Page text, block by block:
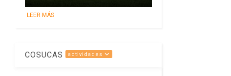
LEER MÁS
COSUCAS actividades